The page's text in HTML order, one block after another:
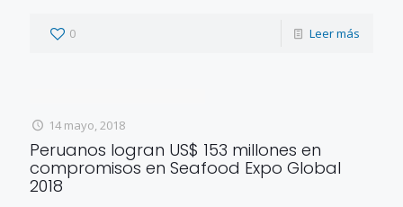
0 Leer más
14 mayo, 2018
Peruanos logran US$ 153 millones en
compromisos en Seafood Expo Global
2018